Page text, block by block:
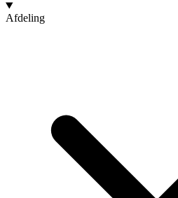
Afdeling